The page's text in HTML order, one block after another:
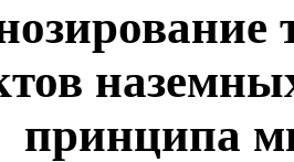
принципа